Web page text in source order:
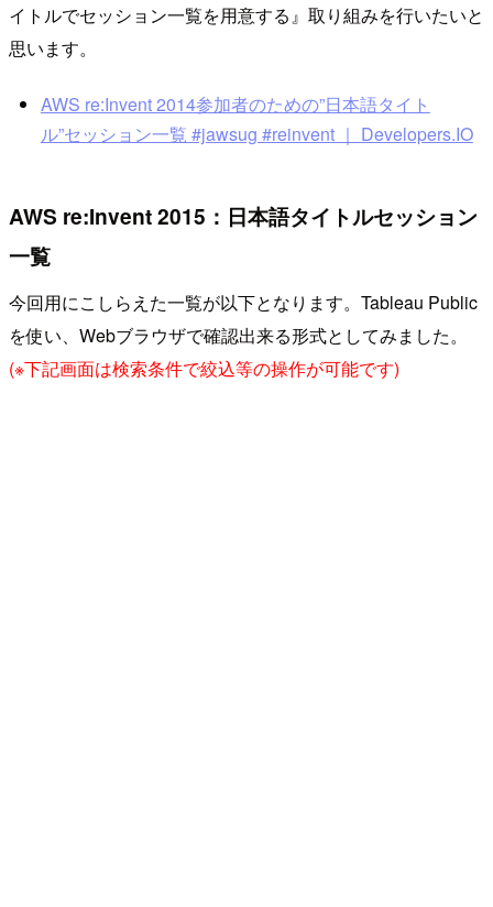
イトルでセッション一覧を用意する』取り組みを行いたいと
思います。
AWS re:Invent 2014参加者のための”日本語タイト
ル”セッション一覧 #jawsug #reinvent ｜ Developers.IO
AWS re:Invent 2015：日本語タイトルセッション
一覧
今回用にこしらえた一覧が以下となります。Tableau Public
を使い、Webブラウザで確認出来る形式としてみました。
(※下記画面は検索条件で絞込等の操作が可能です)